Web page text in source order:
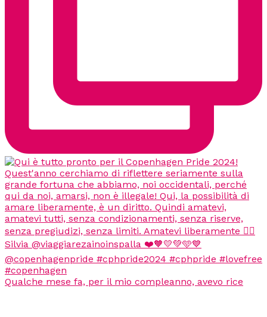
Qualche mese fa, per il mio compleanno, avevo rice